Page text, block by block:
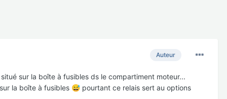
Auteur
sur la boîte à fusibles ds le compartiment moteur...
la boîte à fusibles 😅 pourtant ce relais sert au options